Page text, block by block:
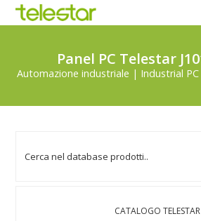
Panel PC Telestar
Automazione industriale | Industrial
CATALOGO TELESTAR